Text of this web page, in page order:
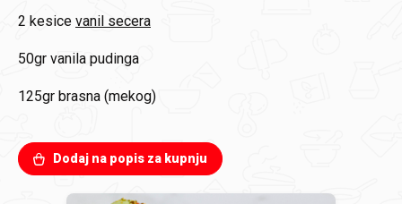
2 kesice vanil secera
50gr vanila pudinga
125gr brasna (mekog)
Dodaj na popis za kupnju